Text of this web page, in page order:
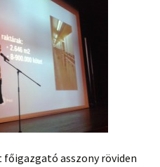
asszony röviden